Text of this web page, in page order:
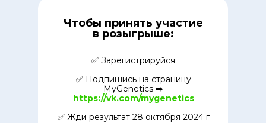
Чтобы принять участие
в розыгрыше:
✅ Зарегистрируйся
✅ Подпишись на страницу
MyGenetics ➡️
https://vk.com/mygenetics
✅ Жди результат 28 октября 2024 г